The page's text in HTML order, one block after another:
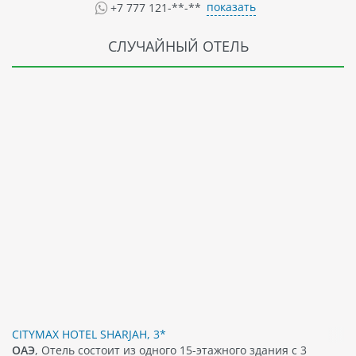
+7 777 121-**-** показать
СЛУЧАЙНЫЙ ОТЕЛЬ
CITYMAX HOTEL SHARJAH, 3*
ОАЭ, Отель состоит из одного 15-этажного здания с 3